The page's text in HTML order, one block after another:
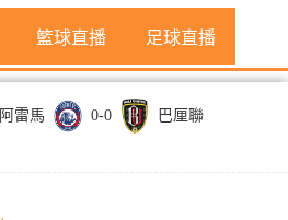
籃球直播 足球直播
阿雷馬 0-0
巴厘聯